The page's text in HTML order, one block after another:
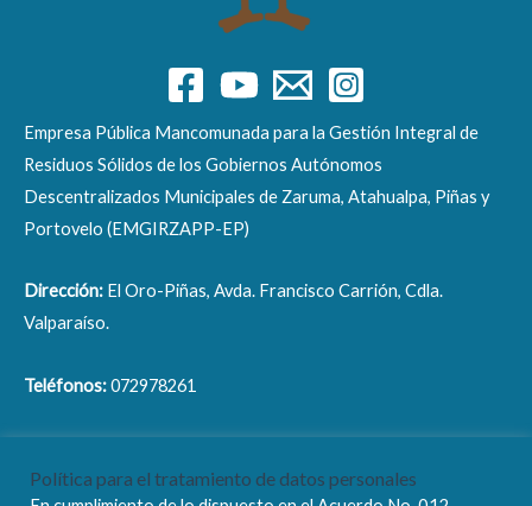
Empresa Pública Mancomunada para la Gestión Integral de
Residuos Sólidos de los Gobiernos Autónomos
Descentralizados Municipales de Zaruma, Atahualpa, Piñas y
Portovelo (EMGIRZAPP-EP)
Dirección: El Oro-Piñas, Avda. Francisco Carrión, Cdla.
Valparaíso.
Teléfonos:072978261
Política para el tratamiento de datos personales